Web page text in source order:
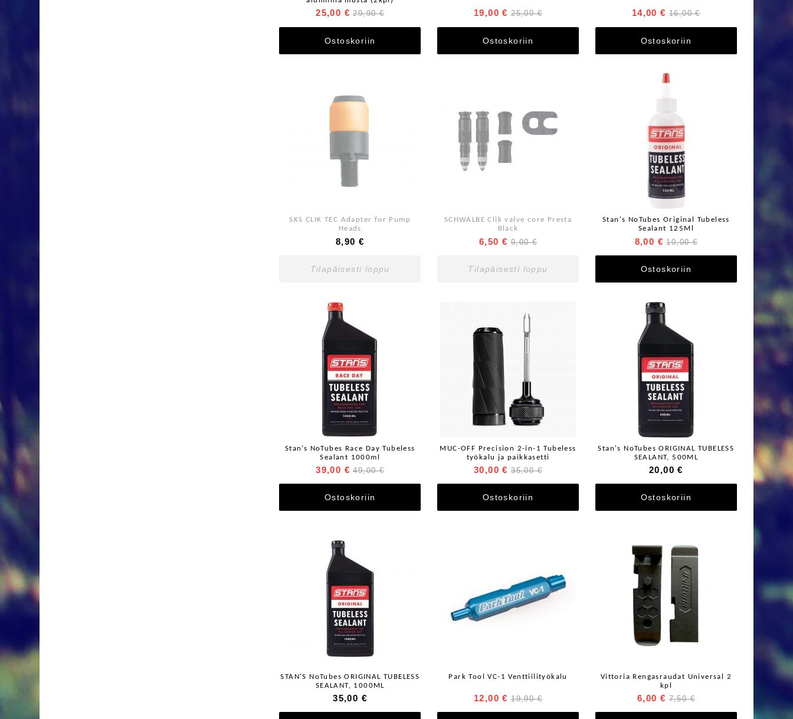
25,00 € 29,90 €
Ostoskoriin
19,00 € 25,00 €
Ostoskoriin
14,00 € 16,00 €
Ostoskoriin
SKS CLIK TEC Adapter for Pump
Heads
8,90 €
Tilapäisesti loppu
SCHWALBE Clik valve core Presta
Black
6,50 € 9,00 €
Tilapäisesti loppu
Stan's NoTubes Original Tubeless
Sealant 125Ml
8,00 € 10,00 €
Ostoskoriin
Stan’s NoTubes Race Day Tubeless
Sealant 1000ml
39,00 € 49,00 €
Ostoskoriin
MUC-OFF Precision 2-in-1 Tubeless
työkalu ja paikkasetti
30,00 € 35,00 €
Ostoskoriin
Stan's NoTubes ORIGINAL TUBELESS
SEALANT, 500ML
20,00 €
Ostoskoriin
STAN'S NoTubes ORIGINAL TUBELESS
SEALANT, 1000ML
35,00 €
Park Tool VC-1 Venttiilityökalu
12,00 € 19,90 €
Vittoria Rengasraudat Universal 2
kpl
6,00 € 7,50 €